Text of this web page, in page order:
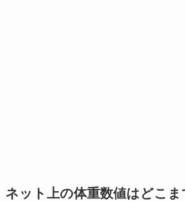
ネット上の体重数値はどこま